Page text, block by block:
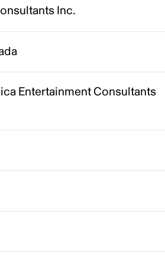
Inc.
Entertainment Consultants